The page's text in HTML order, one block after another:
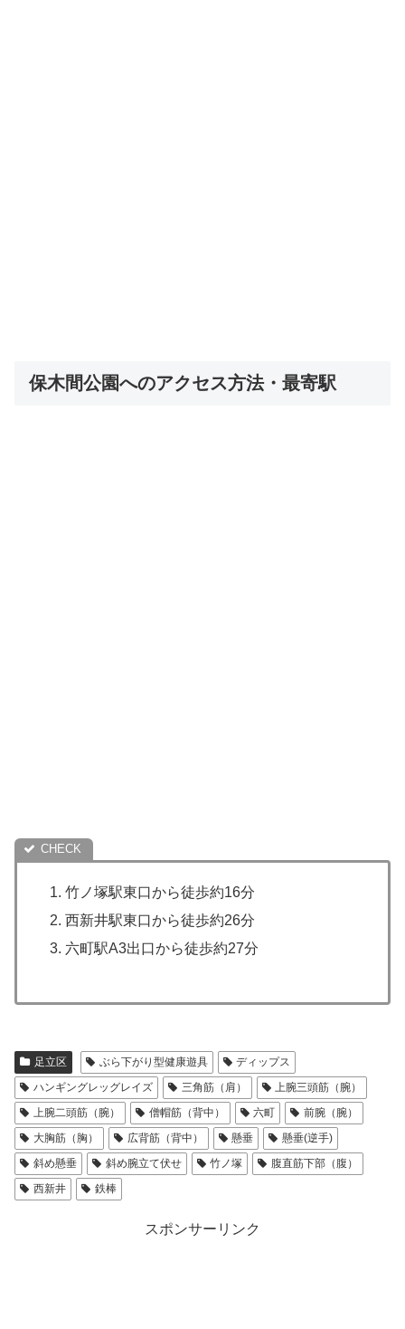
保木間公園へのアクセス方法・最寄駅
竹ノ塚駅東口から徒歩約16分
西新井駅東口から徒歩約26分
六町駅A3出口から徒歩約27分
足立区 ぶら下がり型健康遊具
ディップス
ハンギングレッグレイズ
三角筋（肩）
上腕三頭筋（腕）
上腕二頭筋（腕）
僧帽筋（背中） 六町
前腕（腕）
大胸筋（胸）
広背筋（背中） 懸垂
懸垂(逆手)
斜め懸垂
斜め腕立て伏せ 竹ノ塚
腹直筋下部（腹）
西新井
鉄棒
スポンサーリンク